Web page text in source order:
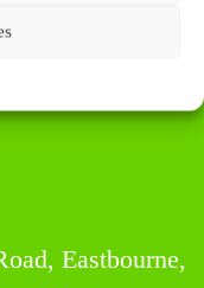
Eastbourne,